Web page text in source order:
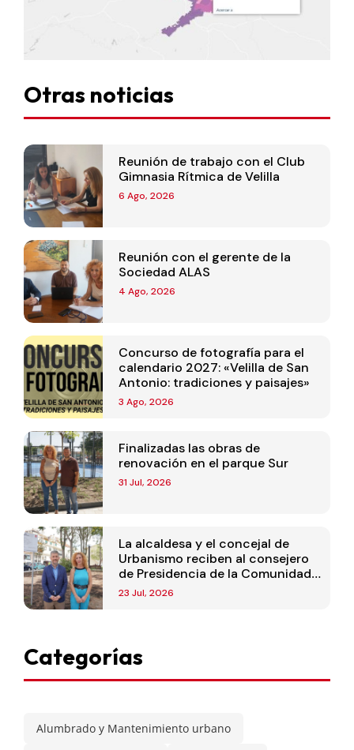
Otras noticias
Reunión de trabajo con el Club
Gimnasia Rítmica de Velilla
6 Ago, 2026
Reunión con el gerente de la
Sociedad ALAS
4 Ago, 2026
Concurso de fotografía para el
calendario 2027: «Velilla de San
Antonio: tradiciones y paisajes»
3 Ago, 2026
Finalizadas las obras de
renovación en el parque Sur
31 Jul, 2026
La alcaldesa y el concejal de
Urbanismo reciben al consejero
de Presidencia de la Comunidad
de Madrid
23 Jul, 2026
Categorías
Alumbrado y Mantenimiento urbano